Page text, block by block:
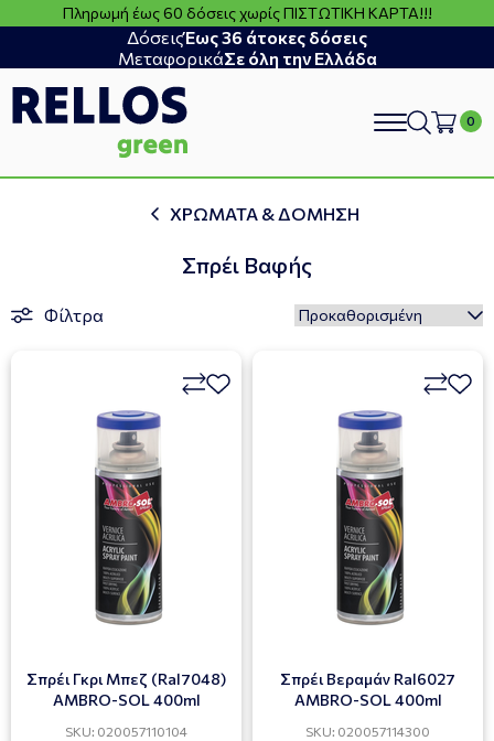
Πληρωμή έως 60 δόσεις χωρίς ΠΙΣΤΩΤΙΚΗ ΚΑΡΤΑ!!!
ΔόσειςΈως 36 άτοκες δόσεις
ΜεταφορικάΣε όλη την Ελλάδα
search
ΧΡΩΜΑΤΑ & ΔΟΜΗΣΗ
Σπρέι Βαφής
Φίλτρα
Σπρέι Γκρι Μπεζ (Ral7048)
AMBRO-SOL 400ml
SKU: 020057110104
Σπρέι Βεραμάν Ral6027
AMBRO-SOL 400ml
SKU: 020057114300